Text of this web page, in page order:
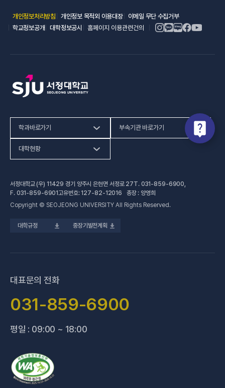
개인정보처리방침(새 창 열림)
개인정보 목적외 이용대장(새 창 열림)
이메일 무단 수집거부(새 창 열림)
학교정보공개(새 창 열림)
대학정보공시(새 창 열림)
홈페이지 이용관련건의
학과바로가기
인문사회계열
공학계열
전문기술석사
부속기관 바로가기
건강증진센터(새 창 열림)
교육혁신지원센터(새 창 열림)
성인학습지원센터
대학현황
대학정보공시(새 창 열림)
업무추진비 사용내역
법정위원회 회의록
대학규정 중장기발전계획
서정대학교 (우) 11429 경기 양주시 은현면 서정로 27T. 031-859-6900,
F. 031-859-6901고유번호: 127-82-12016 총장 : 양영희
Copyright © SEOJEONG UNIVERSITY All Rights Reserved.
대표문의 전화
031-859-6900
평일 : 09:00 ~ 18:00